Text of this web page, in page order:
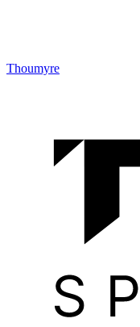
Thoumyre